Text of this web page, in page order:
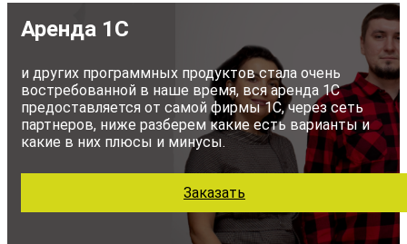
Аренда 1С
и других программных продуктов стала очень
востребованной в наше время, вся аренда 1С
предоставляется от самой фирмы 1С, через сеть
партнеров, ниже разберем какие есть варианты и
какие в них плюсы и минусы.
Заказать